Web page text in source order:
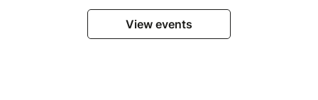
View events